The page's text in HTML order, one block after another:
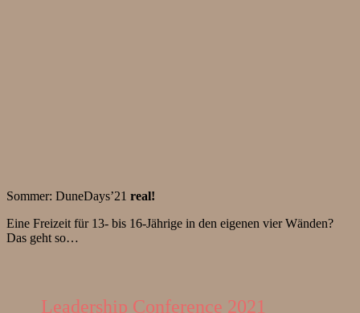
Sommer: DuneDays’21 real!
Eine Freizeit für 13- bis 16-Jährige in den eigenen vier Wänden?
Das geht so…
Leadership Conference 2021